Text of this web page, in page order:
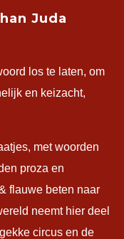
Juda
los te laten, om
en keizacht,
met woorden
proza en
flauwe beten naar
neemt hier deel
circus en de